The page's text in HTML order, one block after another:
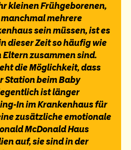
kleinen Frühgeborenen,
manchmal mehrere
sein müssen, ist es
dieser Zeit so häufig wie
zusammen sind.
die Möglichkeit, dass
Station beim Baby
ist länger
In im Krankenhaus für
zusätzliche emotionale
McDonald Haus
auf, sie sind in der